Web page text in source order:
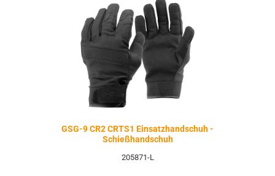
GSG-9 CR2 CRTS1 Einsatzhandschuh -
Schießhandschuh
205871-L